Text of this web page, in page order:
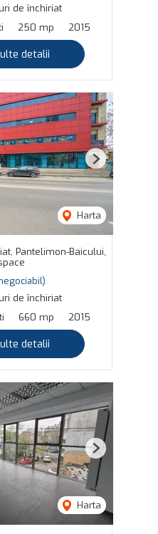
de închiriat
250 mp 2015
detalii
Harta
Next
Pantelimon-Baicului,
de închiriat
660 mp 2015
detalii
Harta
Next